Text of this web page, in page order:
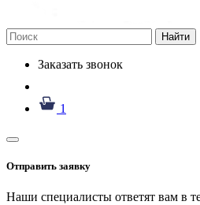
Найти
Заказать звонок
1
Отправить заявку
Наши специалисты ответят вам в